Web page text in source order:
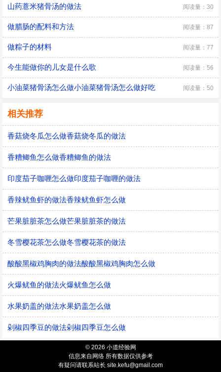
山药薏米猪骨汤的做法 阅读量：30
做腊肠的配料和方法 阅读量：87
做粽子的材料 阅读量：77
今生能做你的儿女是什么歌 阅读量：56
小油菜猪骨汤怎么做小油菜猪骨汤怎么做好吃 阅读量：50
相关推荐
香菇烧冬瓜怎么做香菇烧冬瓜的做法
香糟鲫鱼怎么做香糟鲫鱼的做法
印度茄子咖喱怎么做印度茄子咖喱的做法
香辣鱿鱼虾的做法香辣鱿鱼虾怎么做
芒果脏脏茶怎么做芒果脏脏茶的做法
冬雪樱花茶怎么做冬雪樱花茶的做法
酸酸黑椒鸡胸肉的做法酸酸黑椒鸡胸肉怎么做
火爆鱿鱼的做法火爆鱿鱼怎么做
水果奶盖的做法水果奶盖怎么做
剁椒四季豆的做法剁椒四季豆怎么做
© 2026 小道经验网
信息来自网络 所有数据仅供参考
有疑问请联系站长 site.kefu@gmail.com